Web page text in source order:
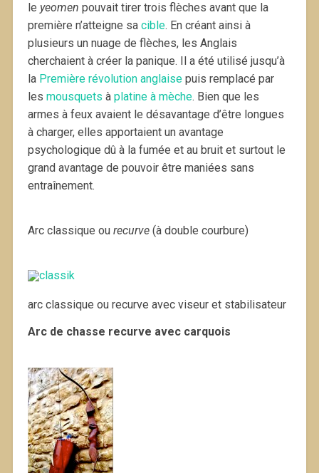
le yeomen pouvait tirer trois flèches avant que la
première n’atteigne sa cible. En créant ainsi à
plusieurs un nuage de flèches, les Anglais
cherchaient à créer la panique. Il a été utilisé jusqu’à
la Première révolution anglaisepuis remplacé par
les mousquets à platine à mèche. Bien que les
armes à feux avaient le désavantage d’être longues
à charger, elles apportaient un avantage
psychologique dû à la fumée et au bruit et surtout le
grand avantage de pouvoir être maniées sans
entraînement.
Arc classique ou recurve(à double courbure)
arc classique ou recurve avec viseur et stabilisateur
Arc de chasse recurve avec carquois